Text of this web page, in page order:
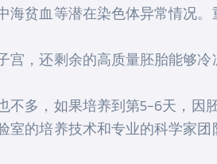
贫血等潜在染色体异常情况
，还剩余的高质量胚胎能够
多，如果培养到第5-6天，因
的培养技术和专业的科学家